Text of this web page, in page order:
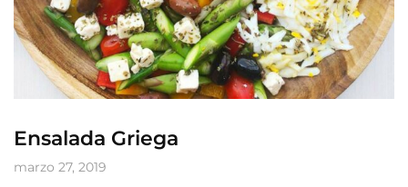
Ensalada Griega
marzo 27, 2019